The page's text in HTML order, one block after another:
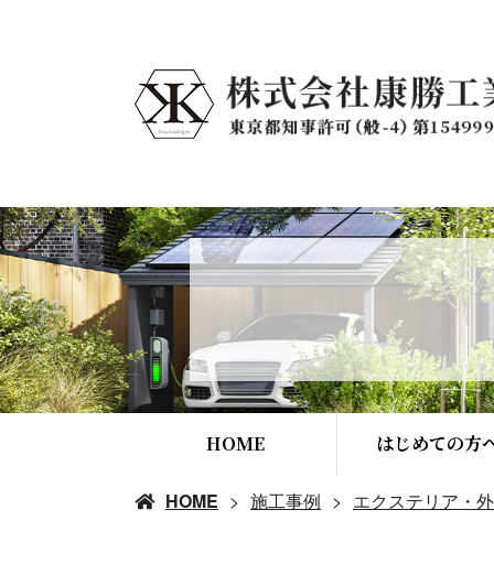
HOME はじめての方
HOME 施工事例 エクステリア・